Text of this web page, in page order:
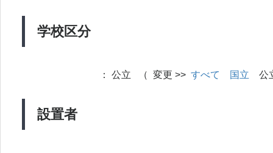
学校区分
設置者
： 公立 （ 変更 >> すべて 国立